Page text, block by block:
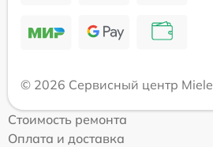
© 2026 Сервисный центр Miele
Стоимость ремонта
Оплата и доставка